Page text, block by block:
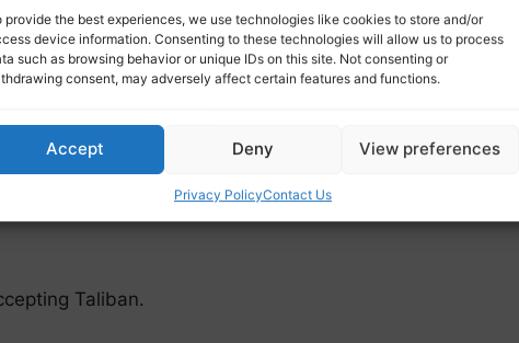
provide the best experiences, we use technologies like cookies to store and/or
device information. Consenting to these technologies will allow us to process
such as browsing behavior or unique IDs on this site. Not consenting or
consent, may adversely affect certain features and functions.
Accept Deny View preferences
Privacy PolicyContact Us
Taliban.